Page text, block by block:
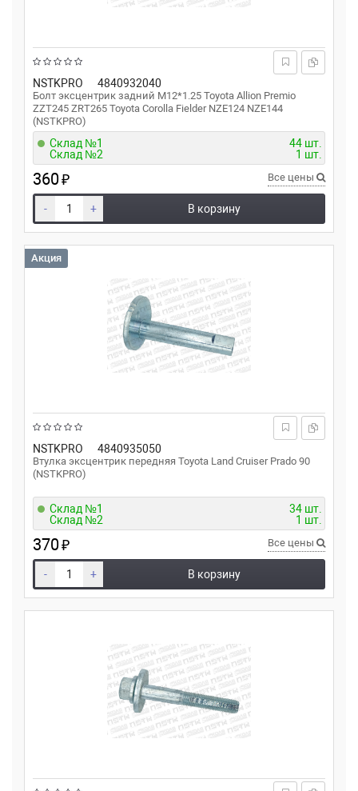
NSTKPRO 4840932040
Болт эксцентрик задний M12*1.25 Toyota Allion Premio
ZZT245 ZRT265 Toyota Corolla Fielder NZE124 NZE144
(NSTKPRO)
Склад №1
44 шт.
Склад №2
1 шт.
360₽ Все цены
- + В корзину
NSTKPRO 4840935050
Втулка эксцентрик передняя Toyota Land Cruiser Prado 90
(NSTKPRO)
Акция
Склад №1
34 шт.
Склад №2
1 шт.
370₽ Все цены
- + В корзину